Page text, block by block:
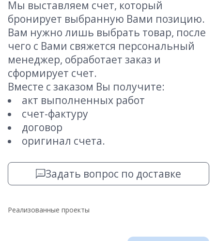
Мы выставляем счет, который
бронирует выбранную Вами позицию.
Вам нужно лишь выбрать товар, после
чего с Вами свяжется персональный
менеджер, обработает заказ и
сформирует счет.
Вместе с заказом Вы получите:
акт выполненных работ
счет-фактуру
договор
оригинал счета.
Задать вопрос по доставке
Реализованные проекты